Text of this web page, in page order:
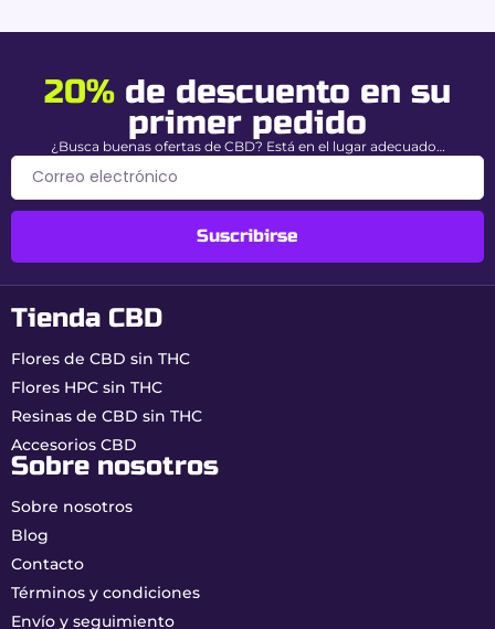
20% de descuento en su
primer pedido
¿Busca buenas ofertas de CBD? Está en el lugar adecuado…
Suscribirse
Tienda CBD
Flores de CBD sin THC
Flores HPC sin THC
Resinas de CBD sin THC
Accesorios CBD
Sobre nosotros
Sobre nosotros
Blog
Contacto
Términos y condiciones
Envío y seguimiento